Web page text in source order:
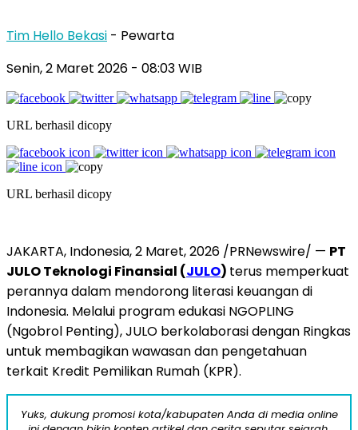
Tim Hello Bekasi - Pewarta
Senin, 2 Maret 2026 - 08:03 WIB
URL berhasil dicopy
URL berhasil dicopy
JAKARTA, Indonesia,2 Maret, 2026 /PRNewswire/ — PT
JULO Teknologi Finansial (JULO) terus memperkuat
perannya dalam mendorong literasi keuangan di
Indonesia. Melalui program edukasi NGOPLING
(Ngobrol Penting), JULO berkolaborasi dengan Ringkas
untuk membagikan wawasan dan pengetahuan
terkait Kredit Pemilikan Rumah (KPR).
Yuks, dukung promosi kota/kabupaten Anda di media online